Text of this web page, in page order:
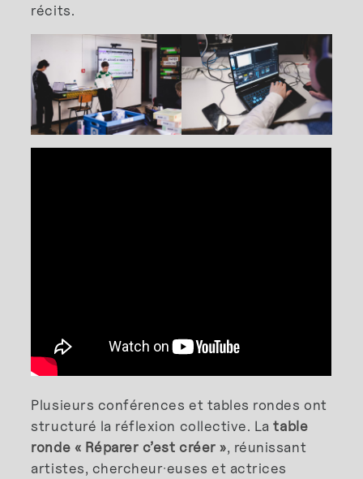
récits.
Plusieurs conférences et tables rondes ont
structuré la réflexion collective. Latable
ronde « Réparer c’est créer », réunissant
artistes, chercheur·euses et actrices